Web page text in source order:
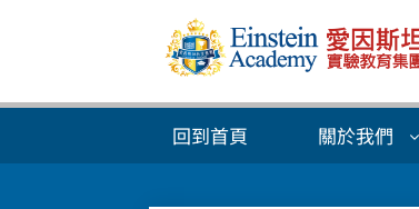
回到首頁 關於我們